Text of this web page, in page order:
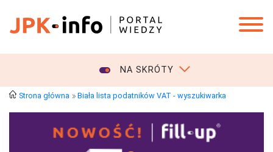
NA SKRÓTY
Strona główna Biała lista podatników VAT - wyszukiwarka